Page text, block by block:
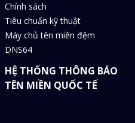
Chính sách
Tiêu chuẩn kỹ thuật
Máy chủ tên miền đệm
DNS64
HỆ THỐNG THÔNG BÁO
TÊN MIỀN QUỐC TẾ